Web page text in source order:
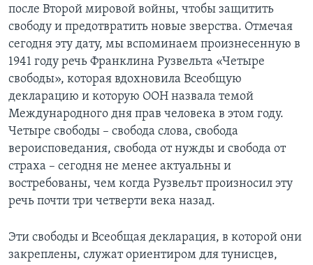
после Второй мировой войны, чтобы защитить
свободу и предотвратить новые зверства. Отмечая
сегодня эту дату, мы вспоминаем произнесенную в
1941 году речь Франклина Рузвельта «Четыре
свободы», которая вдохновила Всеобщую
декларацию и которую ООН назвала темой
Международного дня прав человека в этом году.
Четыре свободы – свобода слова, свобода
вероисповедания, свобода от нужды и свобода от
страха – сегодня не менее актуальны и
востребованы, чем когда Рузвельт произносил эту
речь почти три четверти века назад.
Эти свободы и Всеобщая декларация, в которой они
закреплены, служат ориентиром для тунисцев,